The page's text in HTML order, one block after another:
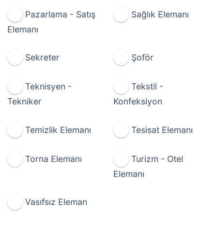
Pazarlama - Satış
Elemanı
Sağlık Elemanı
Sekreter Şoför
Teknisyen -
Tekniker
Tekstil -
Konfeksiyon
Temizlik Elemanı Tesisat Elemanı
Torna Elemanı
Turizm - Otel
Elemanı
Vasıfsız Eleman